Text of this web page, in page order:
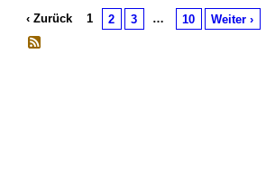
‹ Zurück 1 2 3 … 10 Weiter ›